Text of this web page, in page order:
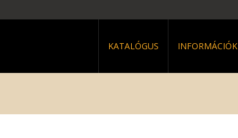
KATALÓGUS INFORMÁCIÓK